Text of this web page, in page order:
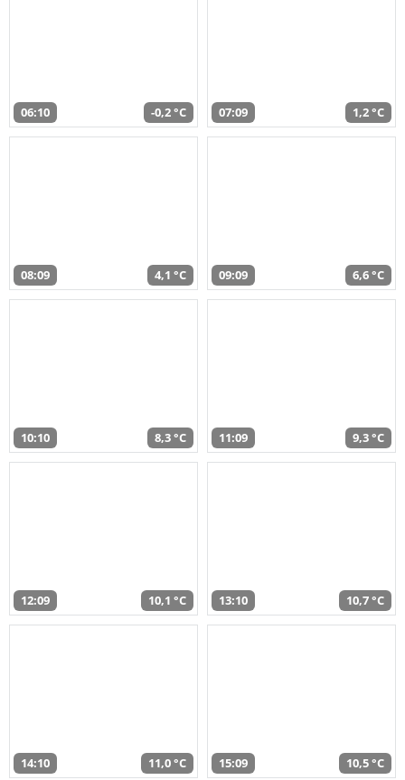
06:10 -0,2 °C 07:09 1,2 °C
08:09 4,1 °C 09:09 6,6 °C
10:10 8,3 °C 11:09 9,3 °C
12:09 10,1 °C 13:10 10,7 °C
14:10 11,0 °C 15:09 10,5 °C